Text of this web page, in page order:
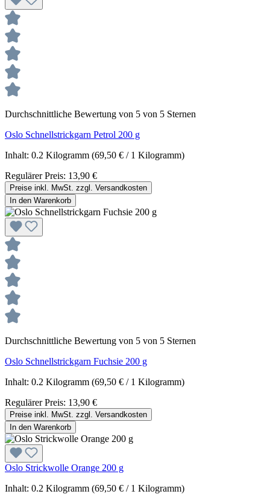
Durchschnittliche Bewertung von 5 von 5 Sternen
Oslo Schnellstrickgarn Petrol 200 g
Inhalt: 0.2 Kilogramm (69,50 € / 1 Kilogramm)
Regulärer Preis: 13,90 €
Preise inkl. MwSt. zzgl. Versandkosten
In den Warenkorb
Durchschnittliche Bewertung von 5 von 5 Sternen
Oslo Schnellstrickgarn Fuchsie 200 g
Inhalt: 0.2 Kilogramm (69,50 € / 1 Kilogramm)
Regulärer Preis: 13,90 €
Preise inkl. MwSt. zzgl. Versandkosten
In den Warenkorb
Oslo Strickwolle Orange 200 g
Inhalt: 0.2 Kilogramm (69,50 € / 1 Kilogramm)